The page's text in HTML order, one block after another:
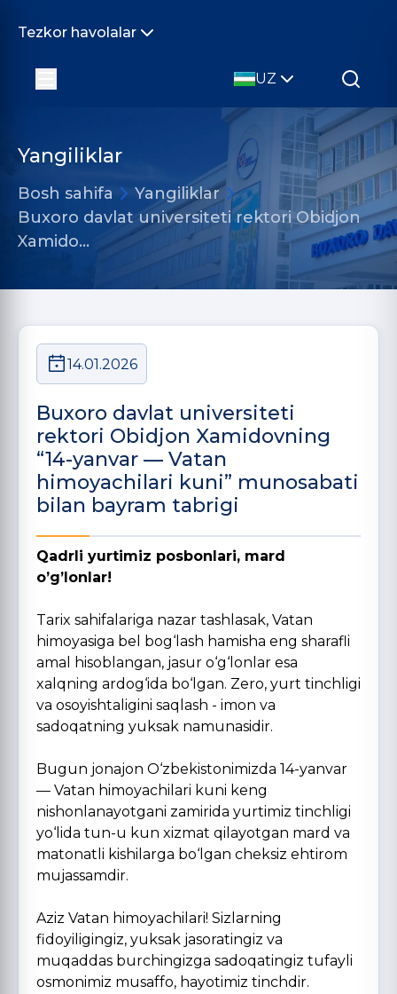
Tezkor havolalar
UZ
Yangiliklar
Bosh sahifa
Yangiliklar
Buxoro davlat universiteti rektori Obidjon
Xamido…
14.01.2026
Buxoro davlat universiteti
rektori Obidjon Xamidovning
“14-yanvar — Vatan
himoyachilari kuni” munosabati
bilan bayram tabrigi
Qadrli yurtimiz posbonlari, mard
o’g’lonlar!
Tarix sahifalariga nazar tashlasak, Vatan
himoyasiga bel bog‘lash hamisha eng sharafli
amal hisoblangan, jasur o‘g‘lonlar esa
xalqning ardog‘ida bo‘lgan. Zero, yurt tinchligi
va osoyishtaligini saqlash - imon va
sadoqatning yuksak namunasidir.
Bugun jonajon O‘zbekistonimizda 14-yanvar
— Vatan himoyachilari kuni keng
nishonlanayotgani zamirida yurtimiz tinchligi
yo‘lida tun-u kun xizmat qilayotgan mard va
matonatli kishilarga bo‘lgan cheksiz ehtirom
mujassamdir.
Aziz Vatan himoyachilari! Sizlarning
fidoyiligingiz, yuksak jasoratingiz va
muqaddas burchingizga sadoqatingiz tufayli
osmonimiz musaffo, hayotimiz tinchdir.